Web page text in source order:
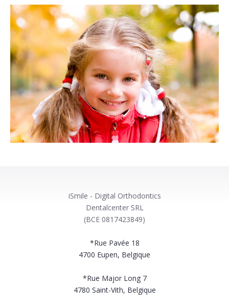
iSmile - Digital Orthodontics
Dentalcenter SRL
(BCE 0817423849)
*Rue Pavée 18
4700 Eupen, Belgique
*Rue Major Long 7
4780 Saint-Vith, Belgique